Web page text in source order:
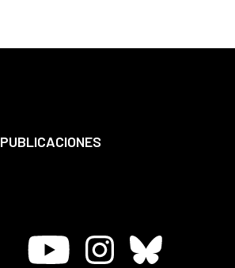
PUBLICACIONES
Youtube InstagramBluesky